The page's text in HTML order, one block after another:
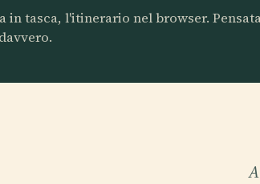
in tasca, l'itinerario nel browser.